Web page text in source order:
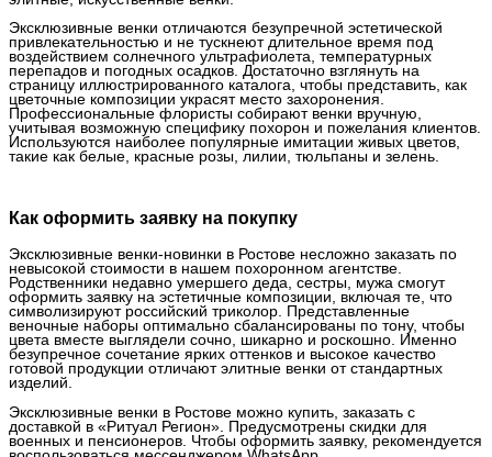
Эксклюзивные венки отличаются безупречной эстетической
привлекательностью и не тускнеют длительное время под
воздействием солнечного ультрафиолета, температурных
перепадов и погодных осадков. Достаточно взглянуть на
страницу иллюстрированного каталога, чтобы представить, как
цветочные композиции украсят место захоронения.
Профессиональные флористы собирают венки вручную,
учитывая возможную специфику похорон и пожелания клиентов.
Используются наиболее популярные имитации живых цветов,
такие как белые, красные розы, лилии, тюльпаны и зелень.
Как оформить заявку на покупку
Эксклюзивные венки-новинки в Ростове несложно заказать по
невысокой стоимости в нашем похоронном агентстве.
Родственники недавно умершего деда, сестры, мужа смогут
оформить заявку на эстетичные композиции, включая те, что
символизируют российский триколор. Представленные
веночные наборы оптимально сбалансированы по тону, чтобы
цвета вместе выглядели сочно, шикарно и роскошно. Именно
безупречное сочетание ярких оттенков и высокое качество
готовой продукции отличают элитные венки от стандартных
изделий.
Эксклюзивные венки в Ростове можно купить, заказать с
доставкой в «Ритуал Регион». Предусмотрены скидки для
военных и пенсионеров. Чтобы оформить заявку, рекомендуется